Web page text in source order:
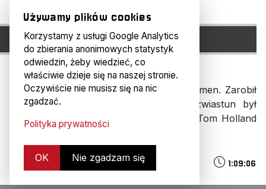
H#286: BRAND NEW DAY...
4 dni temu
Spider-Man: Całkiem nowy dzień to fenomen. Zarobił
miliard dolarów w pięć minut. Jego zwiastun był
najchętniej oglądanym zwiastunem ever. Tom Holland
właśnie zalicza 1...
1:09:06
Używamy plików cookies
Korzystamy z usługi Google Analytics
do zbierania anonimowych statystyk
odwiedzin, żeby wiedzieć, co
właściwie dzieje się na naszej stronie.
Oczywiście nie musisz się na nic
zgadzać.
Polityka prywatności
OK Nie zgadzam się